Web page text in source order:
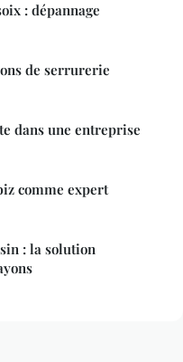
: dépannage
de serrurerie
dans une entreprise
comme expert
: la solution